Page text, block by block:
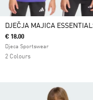
DJEČJA MAJICA
€ 18.00
Djeca Sportswear
2 Colours